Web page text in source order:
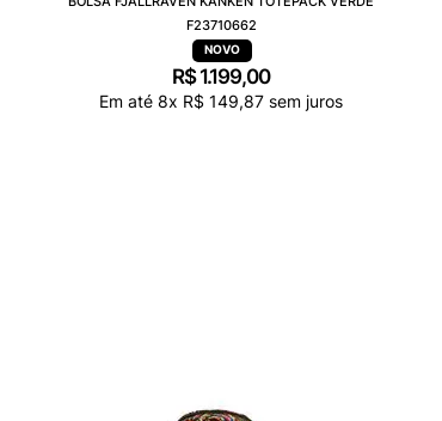
F23710662
R$ 1.199,00
Em até 8x R$ 149,87 sem juros